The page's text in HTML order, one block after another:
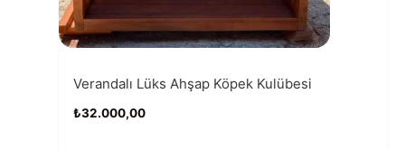
Verandalı Lüks Ahşap Köpek Kulübesi
₺32.000,00